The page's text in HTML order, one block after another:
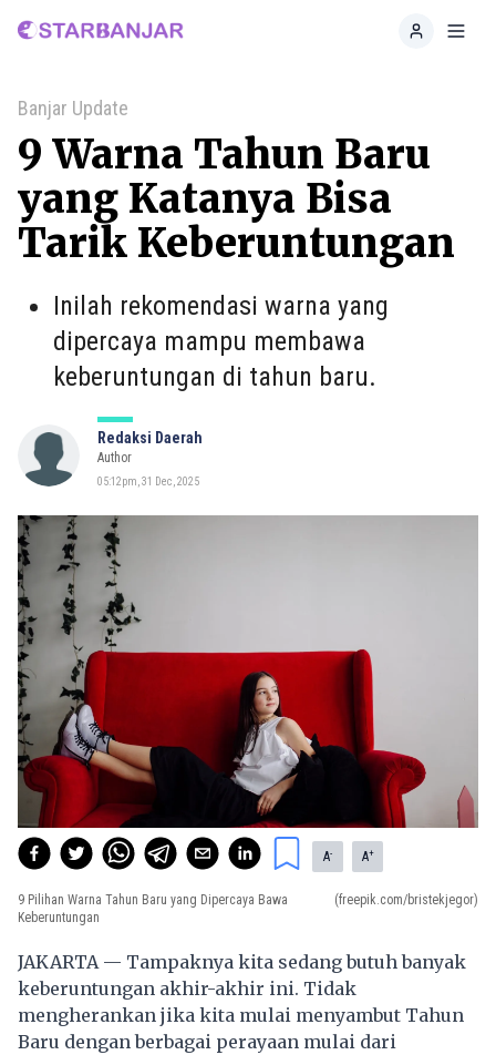
Home
Banjar Update
9 Warna Tahun Baru
yang Katanya Bisa
Tarik Keberuntungan
Inilah rekomendasi warna yang
dipercaya mampu membawa
keberuntungan di tahun baru.
Redaksi Daerah
Author
05:12pm, 31 Dec, 2025
A- A+
9 Pilihan Warna Tahun Baru yang Dipercaya Bawa
Keberuntungan
(freepik.com/bristekjegor)
JAKARTA — Tampaknya kita sedang butuh banyak
keberuntungan akhir-akhir ini. Tidak
mengherankan jika kita mulai menyambut Tahun
Baru dengan berbagai perayaan mulai dari